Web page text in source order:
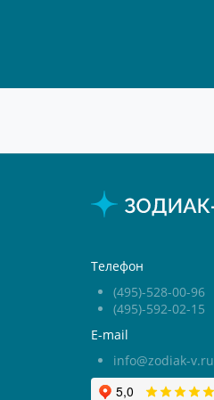
Телефон
(495)-528-00-96
(495)-592-02-15
E-mail
info@zodiak-v.ru